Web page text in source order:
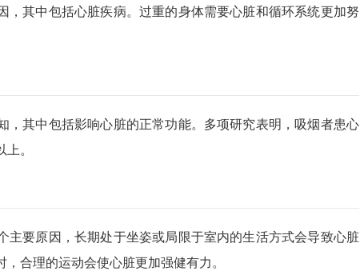
，其中包括心脏疾病。过重的身体需要心脏和循环系统更加努
，其中包括影响心脏的正常功能。多项研究表明，吸烟者患心
。
主要原因，长期处于坐姿或局限于室内的生活方式会导致心脏
合理的运动会使心脏更加强健有力。